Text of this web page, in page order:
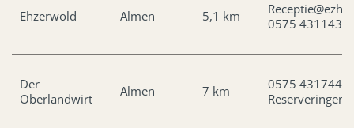
Ehzerwold Almen 5,1 km
0575 431143
Der
Oberlandwirt
Almen 7 km
0575 431744